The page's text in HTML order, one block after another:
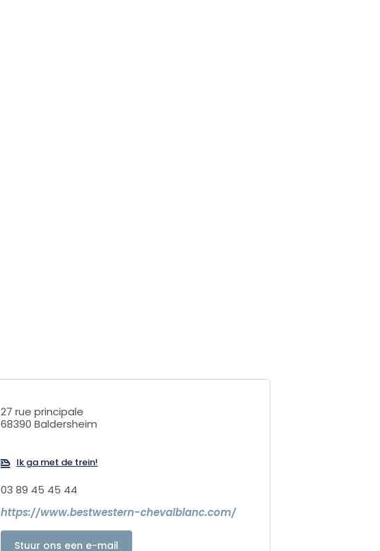
27 rue principale
68390 Baldersheim
Ik ga met de trein!
03 89 45 45 44
https://www.bestwestern-chevalblanc.com/
Stuur ons een e-mail